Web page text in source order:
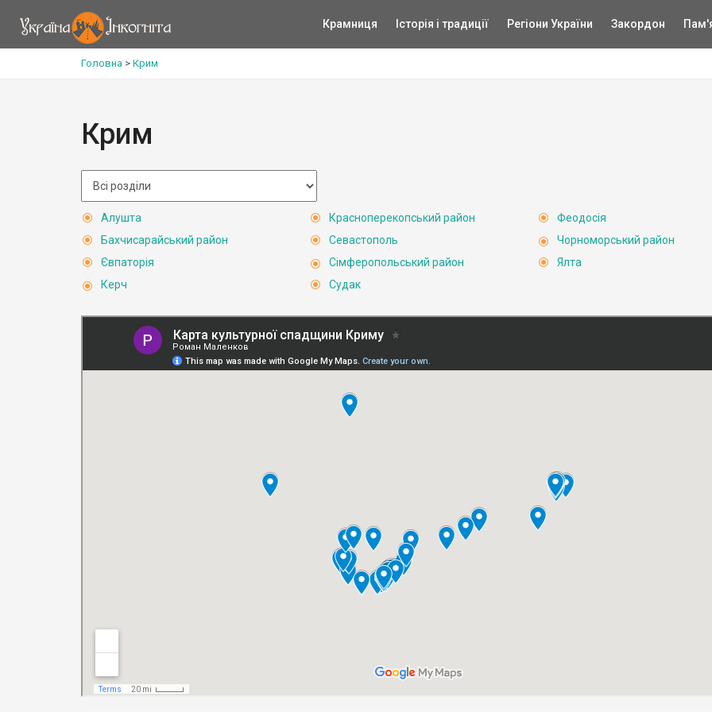
Крамниця Історія і традиції Регіони України Закордон
Головна > Крим
Крим
Алушта
Бахчисарайський район
Євпаторія
Керч
Красноперекопський район
Севастополь
Сімферопольський район
Судак
Феодосія
Чорноморський район
Ялта